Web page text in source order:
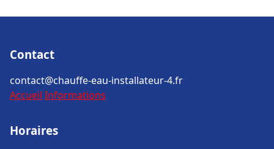
Contact
contact@chauffe-eau-installateur-4.fr
Accueil Informations
Horaires